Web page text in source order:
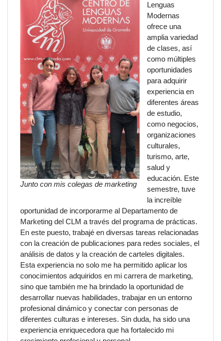
Junto con mis colegas de marketing
Lenguas
Modernas
ofrece una
amplia variedad
de clases, así
como múltiples
oportunidades
para adquirir
experiencia en
diferentes áreas
de estudio,
como negocios,
organizaciones
culturales,
turismo, arte,
salud y
educación. Este
semestre, tuve
la increíble
oportunidad de incorporarme al Departamento de
Marketing del CLM a través del programa de prácticas.
En este puesto, trabajé en diversas tareas relacionadas
con la creación de publicaciones para redes sociales, el
análisis de datos y la creación de carteles digitales.
Esta experiencia no solo me ha permitido aplicar los
conocimientos adquiridos en mi carrera de marketing,
sino que también me ha brindado la oportunidad de
desarrollar nuevas habilidades, trabajar en un entorno
profesional dinámico y conectar con personas de
diferentes culturas e intereses. Sin duda, ha sido una
experiencia enriquecedora que ha fortalecido mi